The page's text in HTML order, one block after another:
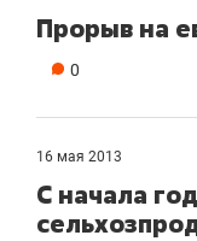
Прорыв на
0
16 мая 2013
С начала